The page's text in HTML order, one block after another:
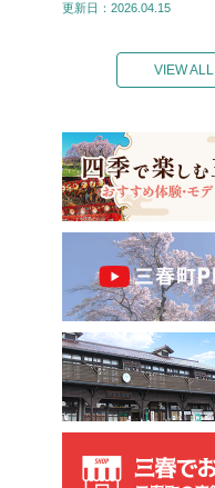
更新日：2026.04.15
VIEW ALL